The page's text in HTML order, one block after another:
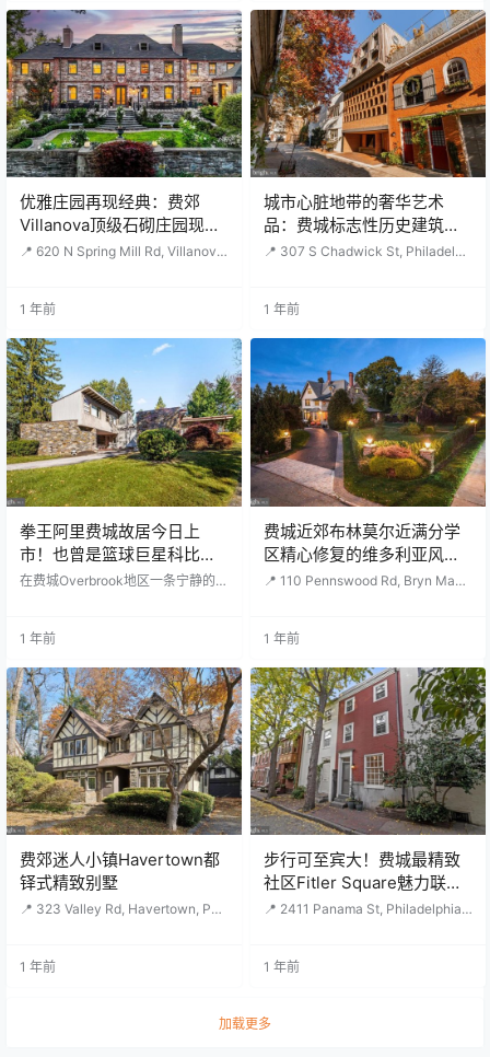
于1993年，是首次上市。主屋面积
约9166平方英尺（约850平方
米），共有6间卧室和11间浴室，外
加两座双车位车库，其中一座车库
上方还有独立的客房公寓。宅后是
一望无际的绿地与精心打理的园
景，尽显Main Line地区一贯的优
雅…
带酒窖、电梯、影院、健身房，堪
比五星级度假村 🔍 大宅有多壕？简
单数一下： 建筑面积：将近15,000
平方英尺（≈1394㎡） 占地面积：
1.5英亩（≈6000㎡） 卧室：8间 卫
浴：14个 地下层：带酒窖、台球
厅、影院、健身房、桑…
优雅庄园再现经典：费郊
Villanova顶级石砌庄园现已
上市！
📍 620 N Spring Mill Rd, Villanova,
434 sqf（约10724平方米）售价
著名学区Lower Merion学区。学区
（满分10分）小学：Gladwyne Sc
hool 8分初中：Black Rock MS 10
分高中：H…
1 年前
城市心脏地带的奢华艺术
品：费城标志性历史建筑首
次公开出售
📍 307 S Chadwick St, Philadelph
013 sqf（约94平方米）售价 $3,50
城建筑遗产的一次独特机会，这座
位于307 S. Chadwick Street的历
史性住宅完美展现了中世纪现代与
后现代设计的结合。由著名建筑师Fr
an…
1 年前
拳王阿里费城故居今日上
市！也曾是篮球巨星科比外
公外婆的居住地！
在费城Overbrook地区一条宁静的林
座房子曾是拳王穆罕默德·阿里（Mu
hammad Ali）的训练基地，也是篮
球巨星科比·布莱恩特（Kobe Bryan
t）小时候常去的地方，如今标价60
万美元出售。 1970年，阿里以约7
万美元购入这处住宅，用作备战“世
纪之战”对阵乔·弗雷泽（Joe Frazie
r）的私人休息和训练基地。阿里与
他的…
1 年前
费城近郊布林莫尔近满分学
区精心修复的维多利亚风格
别墅110 Pennswood Rd,
📍 110 Pennswood Rd, Bryn Mawr,
积 19,602 sqf（约1821平方米）售
价 $1,800,000 （约¥1302万） 属
于全美著名Lower Merion学区。满
分10分。 小学：Gladwyne School
8分中学：BLAC…
1 年前
费郊迷人小镇Havertown都
铎式精致别墅
📍 323 Valley Rd, Havertown, PA 1
sqf（约1133平方米）售价 $639,0
分初中：Haverford Middle School
1 年前
步行可至宾大！费城最精致
社区Fitler Square魅力联排
别墅
📍 2411 Panama St, Philadelphia,
0 （约¥576万） 这座历史悠久的双
界的魅力与现代便利设施相结合。
该住宅拥有2间卧室和1.5间浴室，附
1 年前
加载更多